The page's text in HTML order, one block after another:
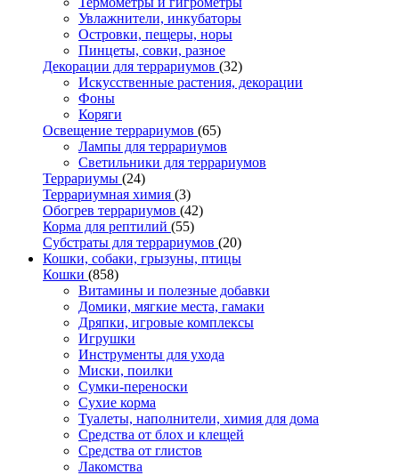
Увлажнители, инкубаторы
Островки, пещеры, норы
Пинцеты, совки, разное
Декорации для террариумов (32)
Искусственные растения, декорации
Фоны
Коряги
Освещение террариумов (65)
Лампы для террариумов
Светильники для террариумов
Террариумы (24)
Террариумная химия (3)
Обогрев террариумов (42)
Корма для рептилий (55)
Субстраты для террариумов (20)
Кошки, собаки, грызуны, птицы
Кошки (858)
Витамины и полезные добавки
Домики, мягкие места, гамаки
Дряпки, игровые комплексы
Игрушки
Инструменты для ухода
Миски, поилки
Сумки-переноски
Сухие корма
Туалеты, наполнители, химия для дома
Средства от блох и клещей
Средства от глистов
Лакомства